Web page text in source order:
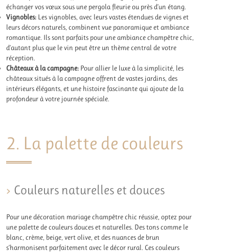
échanger vos vœux sous une pergola fleurie ou près d’un étang.
Vignobles: Les vignobles, avec leurs vastes étendues de vignes et
leurs décors naturels, combinent vue panoramique et ambiance
romantique. Ils sont parfaits pour une ambiance champêtre chic,
d’autant plus que le vin peut être un thème central de votre
réception.
Châteaux à la campagne: Pour allier le luxe à la simplicité, les
châteaux situés à la campagne offrent de vastes jardins, des
intérieurs élégants, et une histoire fascinante qui ajoute de la
profondeur à votre journée spéciale.
2. La palette de couleurs
Couleurs naturelles et douces
Pour une décoration mariage champêtre chic réussie, optez pour
une palette de couleurs douces et naturelles. Des tons comme le
blanc, crème, beige, vert olive, et des nuances de brun
s’harmonisent parfaitement avec le décor rural. Ces couleurs